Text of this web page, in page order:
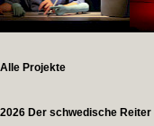
Alle Projekte
2026 Der schwedische Reiter